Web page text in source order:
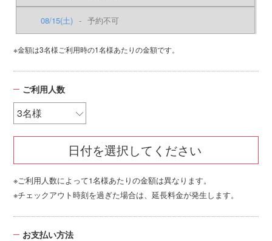
08/15(土) - 予約不可
※金額は3名様ご利用時の1名様あたりの金額です。
ご利用人数
日付を選択してください
※ご利用人数によって1名様あたりの金額は異なります。
※チェックアウト時刻を過ぎた場合は、延長料金が発生します。
お支払い方法